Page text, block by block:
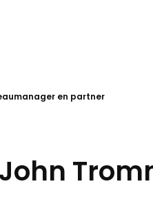
en partner